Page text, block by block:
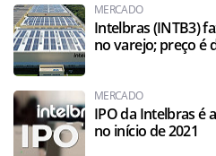
MERCADO
Intelbras (INTB3)
no varejo; preço é
MERCADO
IPO da Intelbras é
no início de 2021